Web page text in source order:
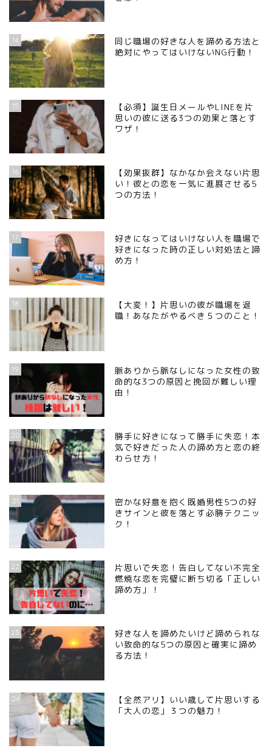
14
同じ職場の好きな人を諦める方法と
絶対にやってはいけないNG行動！
15
【必須】誕生日メールやLINEを片
思いの彼に送る3つの効果と落とす
ワザ！
16
【効果抜群】なかなか会えない片思
い！彼との恋を一気に進展させる5
つの方法！
17
好きになってはいけない人を職場で
好きになった時の正しい対処法と諦
め方！
18
【大変！】片思いの彼が職場を退
職！あなたがやるべき５つのこと！
19
脈ありから脈なしになった女性の致
命的な3つの原因と挽回が難しい理
由！
20
勝手に好きになって勝手に失恋！本
気で好きだった人の諦め方と恋の終
わらせ方！
21
密かな好意を抱く既婚男性5つの好
きサインと彼を落とす必勝テクニッ
ク！
22
片思いで失恋！告白してない不完全
燃焼な恋を完璧に断ち切る「正しい
諦め方」！
23
好きな人を諦めたいけど諦められな
い致命的な5つの原因と確実に諦め
る方法！
24
【全然アリ】いい歳して片思いする
「大人の恋」３つの魅力！